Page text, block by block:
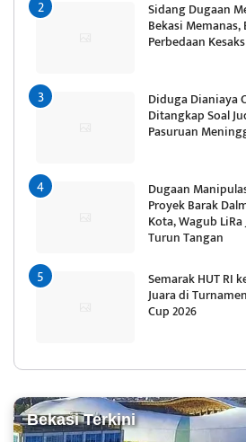
Sidang Dugaan
Bekasi
Perbedaan
Diduga Dianiaya
Ditangkap Soal
Pasuruan
Dugaan
Proyek Barak
Kota, Wagub
Turun Tangan
Semarak HUT RI
Juara di
Cup 2026
Bekasi Terkini